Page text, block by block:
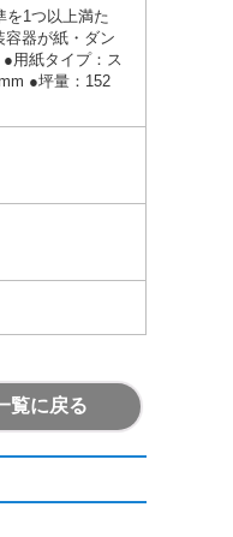
を1つ以上満た
器が紙・ダン
用紙タイプ：ス
●坪量：152
覧に戻る